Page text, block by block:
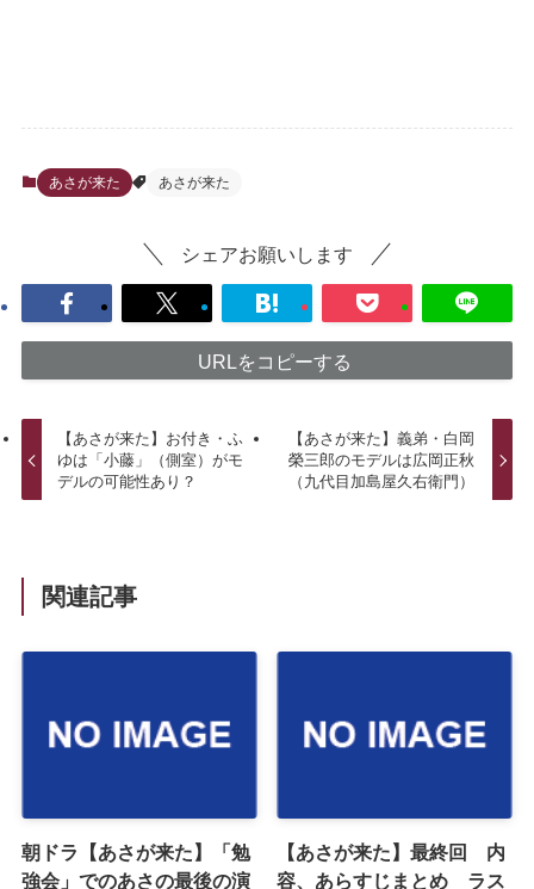
あさが来た あさが来た
シェアお願いします
URLをコピーする
【あさが来た】お付き・ふ
ゆは「小藤」（側室）がモ
デルの可能性あり？
【あさが来た】義弟・白岡
榮三郎のモデルは広岡正秋
（九代目加島屋久右衛門）
関連記事
朝ドラ【あさが来た】「勉
強会」でのあさの最後の演
【あさが来た】最終回 内
容、あらすじまとめ ラス